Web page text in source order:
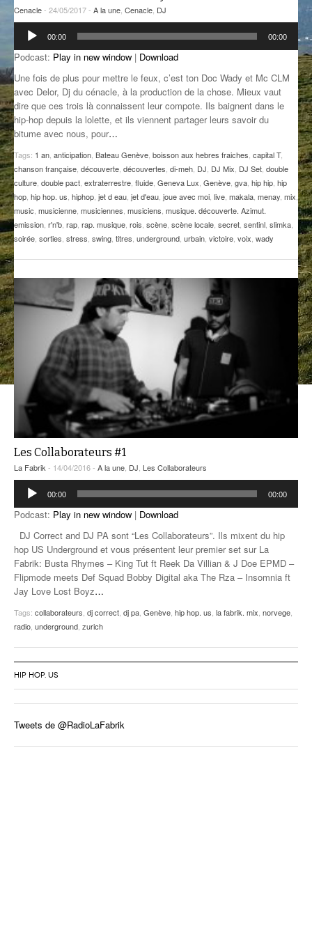
GROOVE N SUN
L’ASTUCE DE LA PORTE EN BOIS
LA FABRIK POÉTIK
LA SOUTERRAINE
MUSIQUE DES ANTIPODES
NOS ANCIENS
SONORIK
ZIRCONIUM
ANCIENNES ÉMISSIONS
PLUS DE MIX
Cenacle- 24/05/2017 - A la une Cenacle DJ
Lecteur
audio
00:00 00:00
Podcast: Play in new window | Download
Une fois de plus pour mettre le feux, c’est ton Doc Wady et Mc CLM
avec Delor, Dj du cénacle, à la production de la chose. Mieux vaut
dire que ces trois là connaissent leur compote. Ils baignent dans le
hip-hop depuis la lolette, et ils viennent partager leurs savoir du
bitume avec nous, pour…
Tags: 1 an anticipation Bateau Genève boisson aux hebres fraiches capital T,
chanson française découverte découvertes di-meh DJ DJ Mix DJ Set double
culture double pact extraterrestre fluide Geneva Lux Genève gva hip hip hip
hop hip hop. us hiphop jet d eau jet d'eau joue avec moi live makala menay mix
music musicienne musiciennes musiciens musique. découverte. Azimut.
emission r'n'b rap rap. musique rois scène scène locale secret sentinl slimka
soirée sorties stress swing titres underground urbain victoire voix wady
Les Collaborateurs #1
La Fabrik- 14/04/2016 - A la une, DJ, Les Collaborateurs
Lecteur
audio
00:00 00:00
Podcast: Play in new window | Download
DJ Correct and DJ PA sont “Les Collaborateurs”. Ils mixent du hip
hop US Underground et vous présentent leur premier set sur La
Fabrik: Busta Rhymes – King Tut ft Reek Da Villian & J Doe EPMD –
Flipmode meets Def Squad Bobby Digital aka The Rza – Insomnia ft
Jay Love Lost Boyz…
Tags: collaborateurs, dj correct, dj pa, Genève, hip hop. us, la fabrik. mix, norvege,
radio, underground, zurich
HIP HOP. US
Tweets de @RadioLaFabrik